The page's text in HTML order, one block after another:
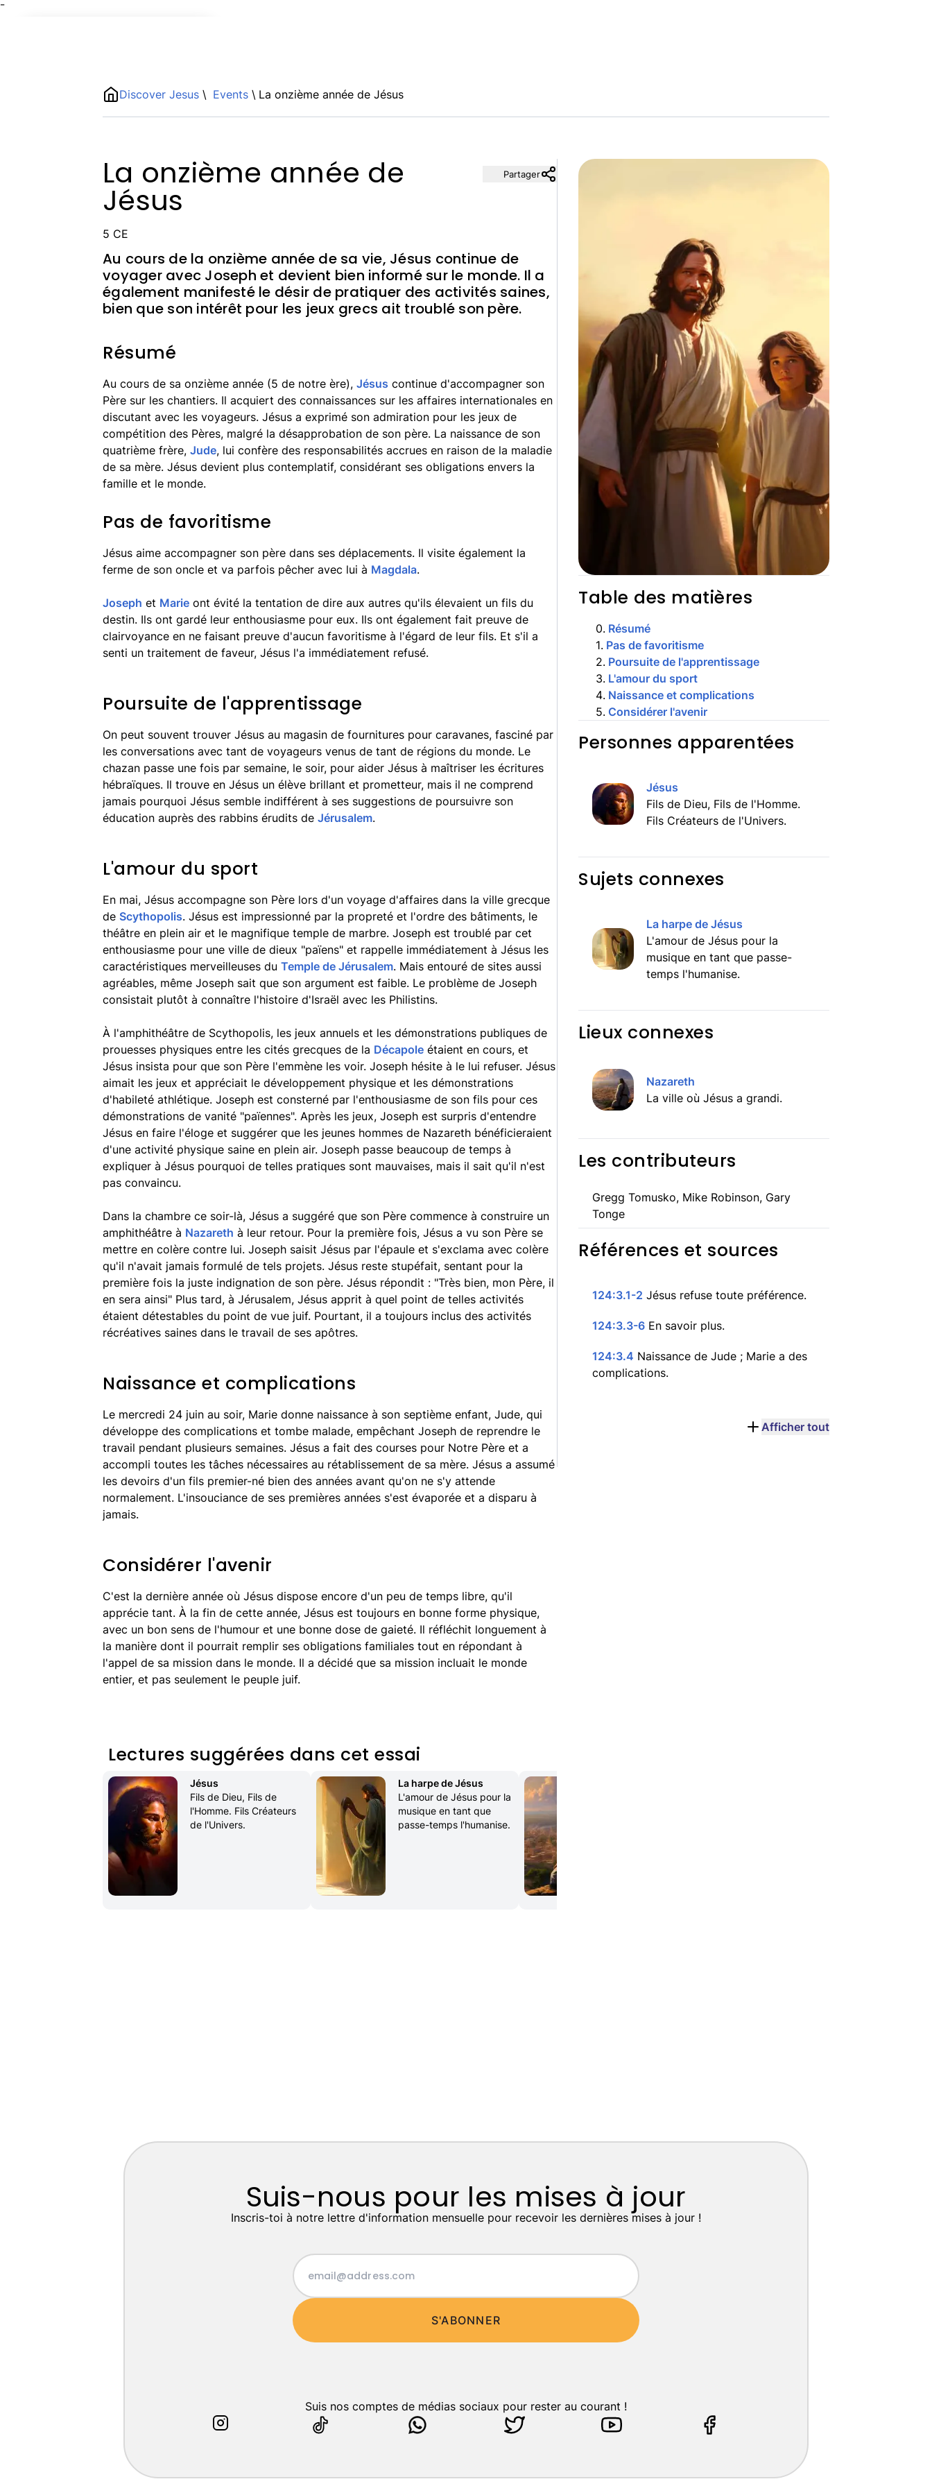
¯
Discover Jesus \ Events \ La onzième année de Jésus
La onzième année de
Jésus
5 CE
Au cours de la onzième année de sa vie, Jésus continue de
voyager avec Joseph et devient bien informé sur le monde. Il a
également manifesté le désir de pratiquer des activités saines,
bien que son intérêt pour les jeux grecs ait troublé son père.
Partager
Résumé
Au cours de sa onzième année (5 de notre ère), Jésus continue d'accompagner son
Père sur les chantiers. Il acquiert des connaissances sur les affaires internationales en
discutant avec les voyageurs. Jésus a exprimé son admiration pour les jeux de
compétition des Pères, malgré la désapprobation de son père. La naissance de son
quatrième frère, Jude, lui confère des responsabilités accrues en raison de la maladie
de sa mère. Jésus devient plus contemplatif, considérant ses obligations envers la
famille et le monde.
Pas de favoritisme
Jésus aime accompagner son père dans ses déplacements. Il visite également la
ferme de son oncle et va parfois pêcher avec lui à Magdala.
Joseph et Marie ont évité la tentation de dire aux autres qu'ils élevaient un fils du
destin. Ils ont gardé leur enthousiasme pour eux. Ils ont également fait preuve de
clairvoyance en ne faisant preuve d'aucun favoritisme à l'égard de leur fils. Et s'il a
senti un traitement de faveur, Jésus l'a immédiatement refusé.
Poursuite de l'apprentissage
On peut souvent trouver Jésus au magasin de fournitures pour caravanes, fasciné par
les conversations avec tant de voyageurs venus de tant de régions du monde. Le
chazan passe une fois par semaine, le soir, pour aider Jésus à maîtriser les écritures
hébraïques. Il trouve en Jésus un élève brillant et prometteur, mais il ne comprend
jamais pourquoi Jésus semble indifférent à ses suggestions de poursuivre son
éducation auprès des rabbins érudits de Jérusalem.
L'amour du sport
En mai, Jésus accompagne son Père lors d'un voyage d'affaires dans la ville grecque
de Scythopolis. Jésus est impressionné par la propreté et l'ordre des bâtiments, le
théâtre en plein air et le magnifique temple de marbre. Joseph est troublé par cet
enthousiasme pour une ville de dieux "païens" et rappelle immédiatement à Jésus les
caractéristiques merveilleuses du Temple de Jérusalem. Mais entouré de sites aussi
agréables, même Joseph sait que son argument est faible. Le problème de Joseph
consistait plutôt à connaître l'histoire d'Israël avec les Philistins.
À l'amphithéâtre de Scythopolis, les jeux annuels et les démonstrations publiques de
prouesses physiques entre les cités grecques de la Décapole étaient en cours, et
Jésus insista pour que son Père l'emmène les voir. Joseph hésite à le lui refuser. Jésus
aimait les jeux et appréciait le développement physique et les démonstrations
d'habileté athlétique. Joseph est consterné par l'enthousiasme de son fils pour ces
démonstrations de vanité "païennes". Après les jeux, Joseph est surpris d'entendre
Jésus en faire l'éloge et suggérer que les jeunes hommes de Nazareth bénéficieraient
d'une activité physique saine en plein air. Joseph passe beaucoup de temps à
expliquer à Jésus pourquoi de telles pratiques sont mauvaises, mais il sait qu'il n'est
pas convaincu.
Dans la chambre ce soir-là, Jésus a suggéré que son Père commence à construire un
amphithéâtre à Nazareth à leur retour. Pour la première fois, Jésus a vu son Père se
mettre en colère contre lui. Joseph saisit Jésus par l'épaule et s'exclama avec colère
qu'il n'avait jamais formulé de tels projets. Jésus reste stupéfait, sentant pour la
première fois la juste indignation de son père. Jésus répondit : "Très bien, mon Père, il
en sera ainsi" Plus tard, à Jérusalem, Jésus apprit à quel point de telles activités
étaient détestables du point de vue juif. Pourtant, il a toujours inclus des activités
récréatives saines dans le travail de ses apôtres.
Naissance et complications
Le mercredi 24 juin au soir, Marie donne naissance à son septième enfant, Jude, qui
développe des complications et tombe malade, empêchant Joseph de reprendre le
travail pendant plusieurs semaines. Jésus a fait des courses pour Notre Père et a
accompli toutes les tâches nécessaires au rétablissement de sa mère. Jésus a assumé
les devoirs d'un fils premier-né bien des années avant qu'on ne s'y attende
normalement. L'insouciance de ses premières années s'est évaporée et a disparu à
jamais.
Considérer l'avenir
C'est la dernière année où Jésus dispose encore d'un peu de temps libre, qu'il
apprécie tant. À la fin de cette année, Jésus est toujours en bonne forme physique,
avec un bon sens de l'humour et une bonne dose de gaieté. Il réfléchit longuement à
la manière dont il pourrait remplir ses obligations familiales tout en répondant à
l'appel de sa mission dans le monde. Il a décidé que sa mission incluait le monde
entier, et pas seulement le peuple juif.
Lectures suggérées dans cet essai
Jésus
Fils de Dieu, Fils de
l'Homme. Fils Créateurs
de l'Univers.
La harpe de Jésus
L'amour de Jésus pour la
musique en tant que
passe-temps l'humanise.
Table des matières
0. Résumé
1. Pas de favoritisme
2. Poursuite de l'apprentissage
3. L'amour du sport
4. Naissance et complications
5. Considérer l'avenir
Personnes apparentées
Jésus
Fils de Dieu, Fils de l'Homme.
Fils Créateurs de l'Univers.
Sujets connexes
La harpe de Jésus
L'amour de Jésus pour la
musique en tant que passe-
temps l'humanise.
Lieux connexes
Nazareth
La ville où Jésus a grandi.
Les contributeurs
Gregg Tomusko, Mike Robinson, Gary
Tonge
Références et sources
124:3.1-2 Jésus refuse toute préférence.
124:3.3-6 En savoir plus.
124:3.4 Naissance de Jude ; Marie a des
complications.
Afficher tout
Suis-nous pour les mises à jour
Inscris-toi à notre lettre d'information mensuelle pour recevoir les dernières mises à jour !
S'ABONNER
Suis nos comptes de médias sociaux pour rester au courant !